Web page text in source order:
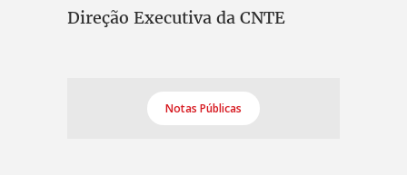
Direção Executiva da CNTE
Notas Públicas